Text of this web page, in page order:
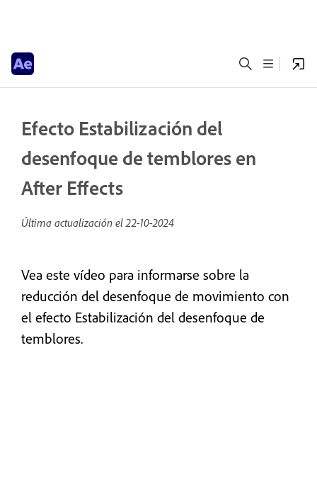
Efecto Estabilización del
desenfoque de temblores en
After Effects
Última actualización el22-10-2024
Vea este vídeo para informarse sobre la
reducción del desenfoque de movimiento con
el efecto Estabilización del desenfoque de
temblores.